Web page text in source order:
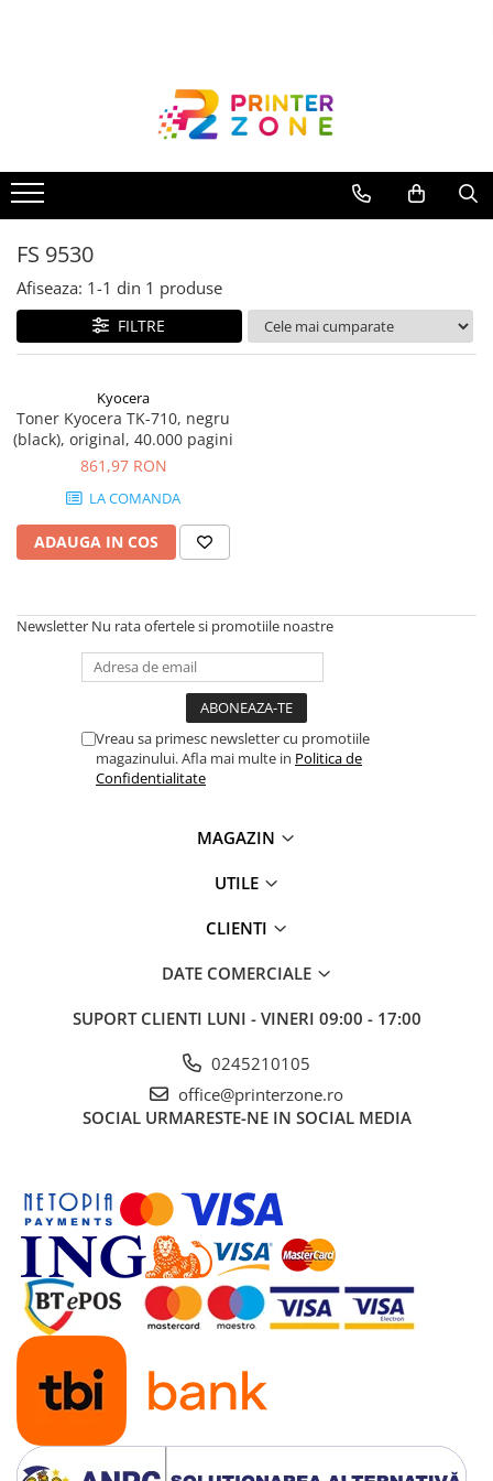
Imprimante cu jet
Multifunctionale laser
Multifunctionale cu jet
Imprimante etichete
Imprimante termice
Scanere
Accesorii imprimante
Accesorii multifunctionale
Piese schimb
Plottere
Consumabile imprimanta
Drum unit
Capete imprimare
Cartuse inkjet si cerneala
Filament imprimanta 3D
Ultrabookuri
Laptop-uri 2 in 1
Accesorii laptop
Mini PC AI
Piese si accesorii
Accesorii Printing
Ribbon
Desktop PC
PC Office
FS 9530
Afiseaza: 1-1 din 1 produse
FILTRE
Kyocera
Toner Kyocera TK-710, negru
(black), original, 40.000 pagini
861,97 RON
LA COMANDA
ADAUGA IN COS
Newsletter Nu rata ofertele si promotiile noastre
Vreau sa primesc newsletter cu promotiile
magazinului. Afla mai multe in Politica de
Confidentialitate
MAGAZIN
UTILE
CLIENTI
DATE COMERCIALE
SUPORT CLIENTI LUNI - VINERI 09:00 - 17:00
0245210105
office@printerzone.ro
SOCIAL URMARESTE-NE IN SOCIAL MEDIA